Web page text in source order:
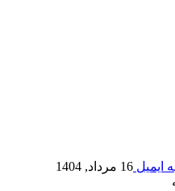
ایمیل 16 مرداد, 1404